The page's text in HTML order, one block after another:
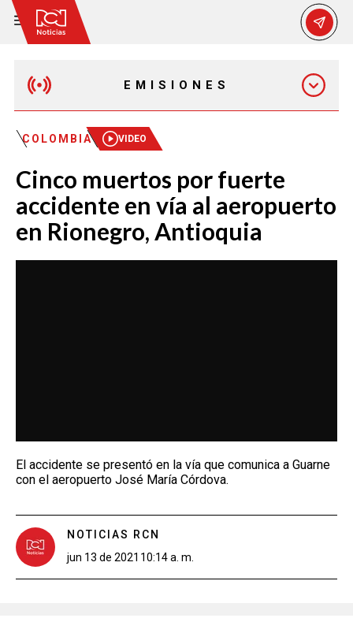
EMISIONES
EMISIÓN 12:30 PM
EMISIÓN 7:00 PM
COLOMBIA VIDEO
Cinco muertos por fuerte
accidente en vía al aeropuerto
en Rionegro, Antioquia
El accidente se presentó en la vía que comunica a Guarne
con el aeropuerto José María Córdova.
NOTICIAS RCN
jun 13 de 2021 10:14 a. m.